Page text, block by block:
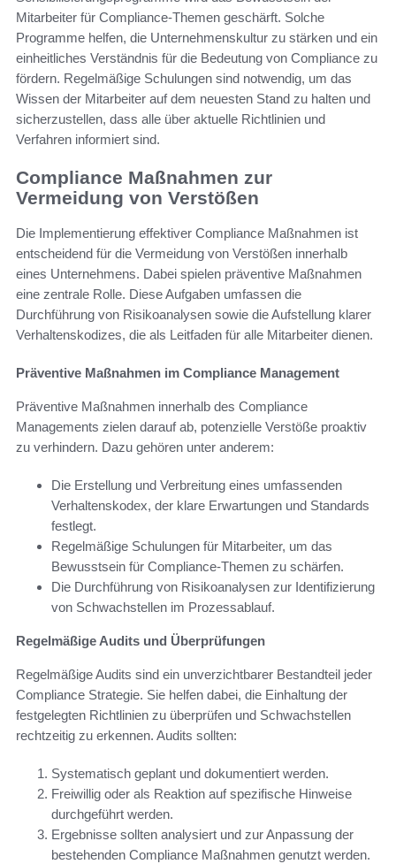
Mitarbeiter für Compliance-Themen geschärft. Solche
Programme helfen, die Unternehmenskultur zu stärken und ein
einheitliches Verständnis für die Bedeutung von Compliance zu
fördern. Regelmäßige Schulungen sind notwendig, um das
Wissen der Mitarbeiter auf dem neuesten Stand zu halten und
sicherzustellen, dass alle über aktuelle Richtlinien und
Verfahren informiert sind.
Compliance Maßnahmen zur
Vermeidung von Verstößen
Die Implementierung effektiver Compliance Maßnahmen ist
entscheidend für die Vermeidung von Verstößen innerhalb
eines Unternehmens. Dabei spielen präventive Maßnahmen
eine zentrale Rolle. Diese Aufgaben umfassen die
Durchführung von Risikoanalysen sowie die Aufstellung klarer
Verhaltenskodizes, die als Leitfaden für alle Mitarbeiter dienen.
Präventive Maßnahmen im Compliance Management
Präventive Maßnahmen innerhalb des Compliance
Managements zielen darauf ab, potenzielle Verstöße proaktiv
zu verhindern. Dazu gehören unter anderem:
Die Erstellung und Verbreitung eines umfassenden
Verhaltenskodex, der klare Erwartungen und Standards
festlegt.
Regelmäßige Schulungen für Mitarbeiter, um das
Bewusstsein für Compliance-Themen zu schärfen.
Die Durchführung von Risikoanalysen zur Identifizierung
von Schwachstellen im Prozessablauf.
Regelmäßige Audits und Überprüfungen
Regelmäßige Audits sind ein unverzichtbarer Bestandteil jeder
Compliance Strategie. Sie helfen dabei, die Einhaltung der
festgelegten Richtlinien zu überprüfen und Schwachstellen
rechtzeitig zu erkennen. Audits sollten:
Systematisch geplant und dokumentiert werden.
Freiwillig oder als Reaktion auf spezifische Hinweise
durchgeführt werden.
Ergebnisse sollten analysiert und zur Anpassung der
bestehenden Compliance Maßnahmen genutzt werden.